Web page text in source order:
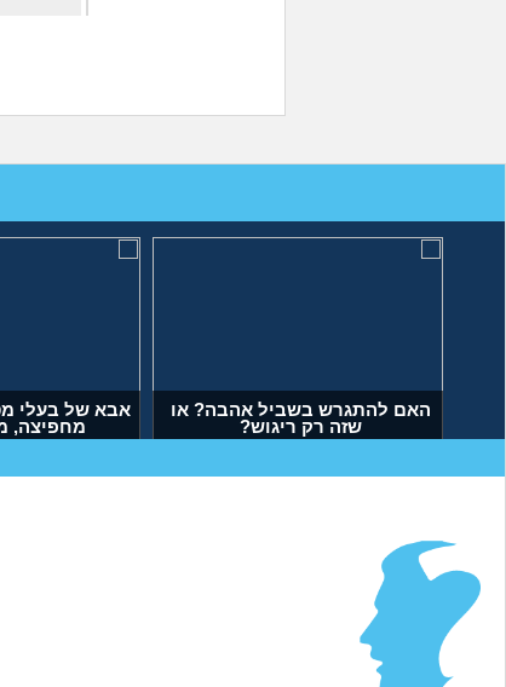
האם להתגרש בשביל אהבה? או
שזה רק ריגוש?
עם העובדה שאשתי